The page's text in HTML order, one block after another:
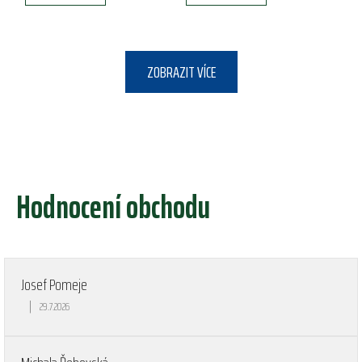
ZOBRAZIT VÍCE
Hodnocení obchodu
Josef Pomeje
Hodnocení obchodu je 5 z 5 hvězdiček.
| 29.7.2026